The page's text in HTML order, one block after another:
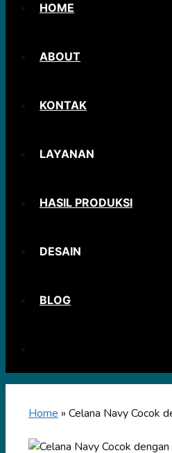
HOME
ABOUT
KONTAK
LAYANAN
HASIL PRODUKSI
DESAIN
BLOG
Home » Celana Navy Cocok